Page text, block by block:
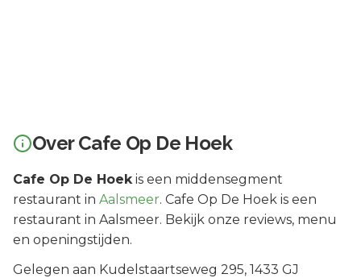
OverCafe Op De Hoek
Cafe Op De Hoekis een middensegment
restaurant in Aalsmeer. Cafe Op De Hoek is een
restaurant in Aalsmeer. Bekijk onze reviews, menu
en openingstijden.
Gelegen aan Kudelstaartseweg 295, 1433 GJ